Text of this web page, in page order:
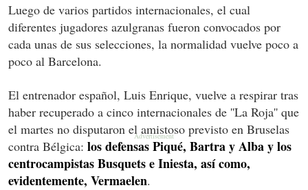
Luego de varios partidos internacionales, el cual
diferentes jugadores azulgranas fueron convocados por
cada unas de sus selecciones, la normalidad vuelve poco a
poco al Barcelona.
El entrenador español, Luis Enrique, vuelve a respirar tras
haber recuperado a cinco internacionales de ''La Roja'' que
el martes no disputaron el amistoso previsto en Bruselas
contra Bélgica: los defensas Piqué, Bartra y Alba y los
centrocampistas Busquets e Iniesta, así como,
evidentemente, Vermaelen.